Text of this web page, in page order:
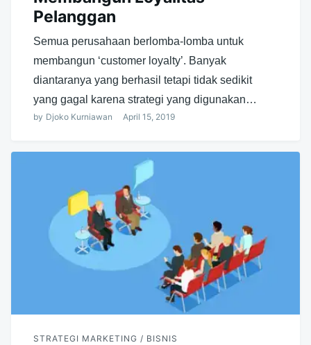
Pelanggan
Semua perusahaan berlomba-lomba untuk
membangun ‘customer loyalty’. Banyak
diantaranya yang berhasil tetapi tidak sedikit
yang gagal karena strategi yang digunakan…
by Djoko Kurniawan April 15, 2019
STRATEGI MARKETING / BISNIS